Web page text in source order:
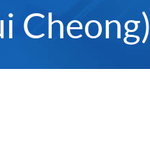
Cheong)